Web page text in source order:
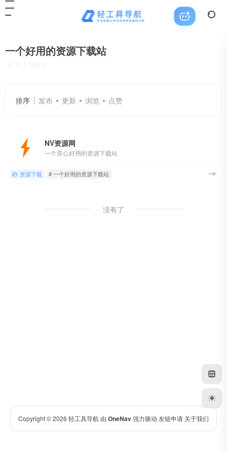
一个好用的资源下载站
排序 发布 更新 浏览 点赞
NV资源网
一个良心好用的资源下载站
资源下载 # 一个好用的资源下载站
没有了
Copyright © 2026 轻工具导航 由 OneNav强力驱动 友链申请 关于我们